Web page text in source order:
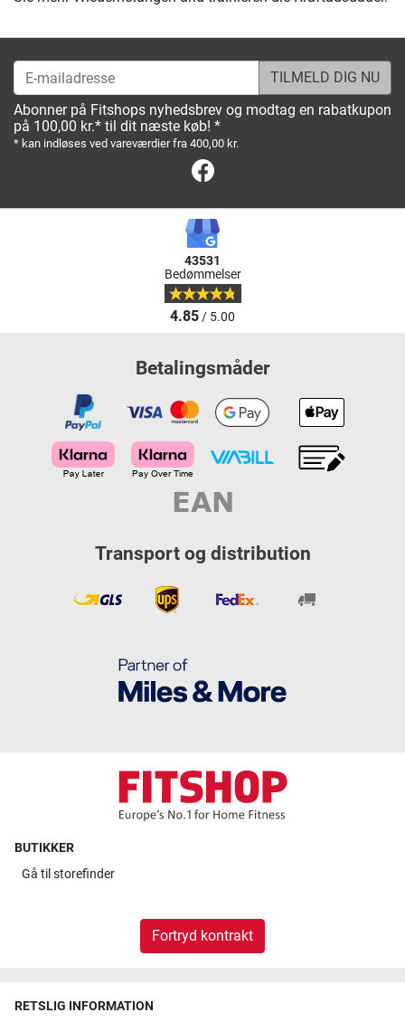
E-mailadresse
Abonner på Fitshops nyhedsbrev og modtag en rabatkupon
på 100,00 kr.* til dit næste køb! *
* kan indløses ved vareværdier fra 400,00 kr.
43531
Bedømmelser
4.85/ 5.00
Betalingsmåder
Transport og distribution
BUTIKKER
Gå til storefinder
Fortryd kontrakt
RETSLIG INFORMATION